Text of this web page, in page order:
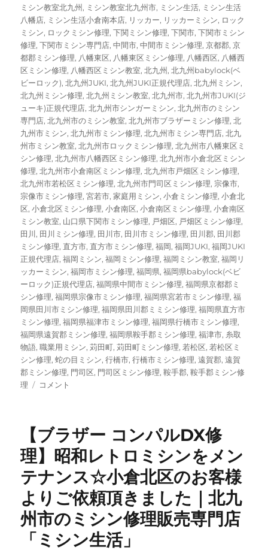
ミシン教室北九州, ミシン教室北九州市, ミシン生活, ミシン生活
八幡店, ミシン生活小倉南本店, リッカー, リッカーミシン, ロック
ミシン, ロックミシン修理,下関ミシン修理,下関市,下関市ミシン
修理,下関市ミシン専門店,中間市,中間市ミシン修理,京都郡,京
都郡ミシン修理, 八幡東区, 八幡東区ミシン修理, 八幡西区, 八幡西
区ミシン修理, 八幡西区ミシン教室,北九州,北九州babylock(ベ
ビーロック),北九州JUKI,北九州JUKI正規代理店,北九州ミシン,
北九州ミシン修理,北九州ミシン教室,北九州市,北九州市JUKI(ジ
ューキ)正規代理店,北九州市シンガーミシン,北九州市のミシン
専門店,北九州市のミシン教室,北九州市ブラザーミシン修理,北
九州市ミシン,北九州市ミシン修理,北九州市ミシン専門店,北九
州市ミシン教室,北九州市ロックミシン修理,北九州市八幡東区ミ
シン修理,北九州市八幡西区ミシン修理,北九州市小倉北区ミシン
修理,北九州市小倉南区ミシン修理,北九州市戸畑区ミシン修理,
北九州市若松区ミシン修理,北九州市門司区ミシン修理, 宗像市,
宗像市ミシン修理,宮若市,家庭用ミシン,小倉ミシン修理,小倉北
区,小倉北区ミシン修理,小倉南区,小倉南区ミシン修理,小倉南区
ミシン教室, 山口県下関市ミシン修理, 戸畑区, 戸畑区ミシン修理,
田川, 田川ミシン修理, 田川市, 田川市ミシン修理, 田川郡, 田川郡
ミシン修理, 直方市, 直方市ミシン修理,福岡,福岡JUKI,福岡JUKI
正規代理店,福岡ミシン,福岡ミシン修理,福岡ミシン教室,福岡リ
ッカーミシン,福岡市ミシン修理,福岡県,福岡県babylock(ベビ
ーロック)正規代理店,福岡県中間市ミシン修理,福岡県京都郡ミ
シン修理,福岡県宗像市ミシン修理,福岡県宮若市ミシン修理,福
岡県田川市ミシン修理,福岡県田川郡ミミシン修理,福岡県直方市
ミシン修理,福岡県福津市ミシン修理,福岡県行橋市ミシン修理,
福岡県遠賀郡ミシン修理,福岡県鞍手郡ミシン修理,福津市, 糸取
物語,職業用ミシン,苅田町,苅田町ミシン修理, 若松区, 若松区ミ
シン修理,蛇の目ミシン,行橋市,行橋市ミシン修理,遠賀郡,遠賀
郡ミシン修理, 門司区, 門司区ミシン修理,鞍手郡,鞍手郡ミシン修
理
昭
ロ
な
ロ
ッ
ク
ミ
シ
ン
の
修
コメント
【ブラザー コンパルDX修
理】昭和レトロミシンをメン
テナンス☆小倉北区のお客様
よりご依頼頂きました｜北九
州市のミシン修理販売専門店
「ミシン生活」